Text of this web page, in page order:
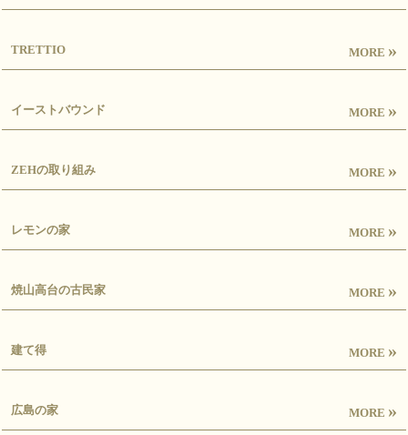
TRETTIO MORE »
イーストバウンド MORE »
ZEHの取り組み MORE »
レモンの家 MORE »
焼山高台の古民家 MORE »
建て得 MORE »
広島の家 MORE »